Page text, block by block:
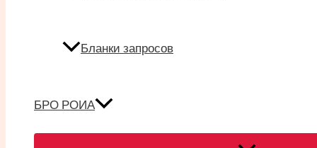
Бланки запросов
БРО РОИА